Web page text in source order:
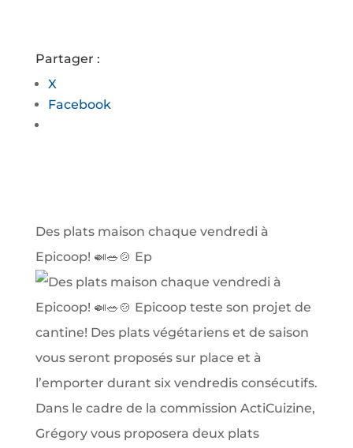
Partager :
X
Facebook
Des plats maison chaque vendredi à
Epicoop! 🍛🥗🍲 Ep